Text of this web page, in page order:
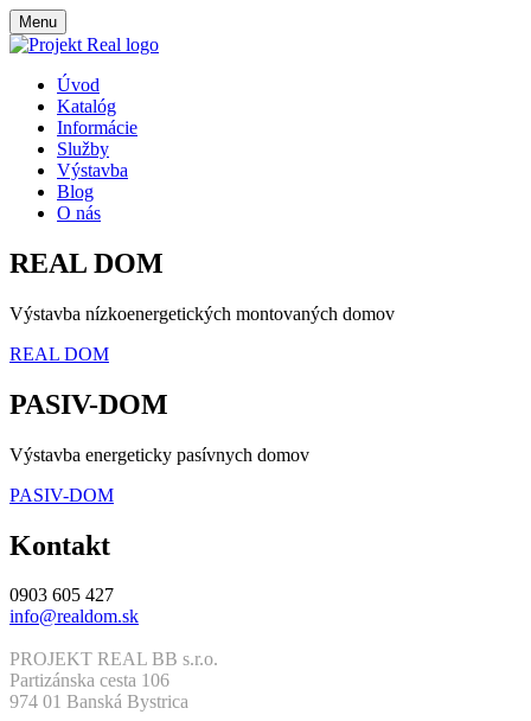
Menu
Úvod
Katalóg
Informácie
Služby
Výstavba
Blog
O nás
REAL DOM
Výstavba nízkoenergetických montovaných domov
REAL DOM
PASIV-DOM
Výstavba energeticky pasívnych domov
PASIV-DOM
Kontakt
0903 605 427
info@realdom.sk
PROJEKT REAL BB s.r.o.
Partizánska cesta 106
974 01 Banská Bystrica